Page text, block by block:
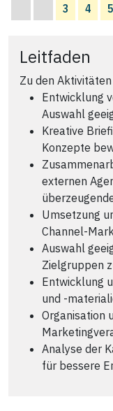
3 4 5
Leitfaden
Zu den
Entwicklung
Auswahl
Kreative
Konzepte
externen
Umsetzung
Channel-
Auswahl
Zielgruppen
Entwicklung
und -
Organisation
Analyse der
für bessere